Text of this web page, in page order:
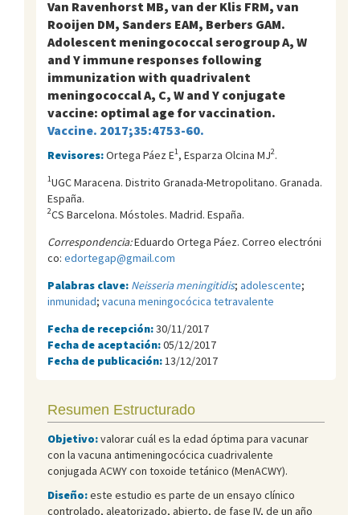
Van Ravenhorst MB, van der Klis FRM, van
Rooijen DM, Sanders EAM, Berbers GAM.
Adolescent meningococcal serogroup A, W
and Y immune responses following
immunization with quadrivalent
meningococcal A, C, W and Y conjugate
vaccine: optimal age for vaccination.
Vaccine. 2017;35:4753-60.
Revisores:Ortega Páez E1, Esparza Olcina MJ2.
1UGC Maracena. Distrito Granada-Metropolitano. Granada.
España.
2CS Barcelona. Móstoles. Madrid. España.
Correspondencia:Eduardo Ortega Páez. Correo electróni
co: edortegap@gmail.com
Palabras clave: Neisseria meningitidis; adolescente;
inmunidad; vacuna meningocócica tetravalente
Fecha de recepción:30/11/2017
Fecha de aceptación:05/12/2017
Fecha de publicación: 13/12/2017
Resumen Estructurado
Objetivo:valorar cuál es la edad óptima para vacunar
con la vacuna antimeningocócica cuadrivalente
conjugada ACWY con toxoide tetánico (MenACWY).
Diseño:este estudio es parte de un ensayo clínico
controlado, aleatorizado, abierto, de fase IV, de un año